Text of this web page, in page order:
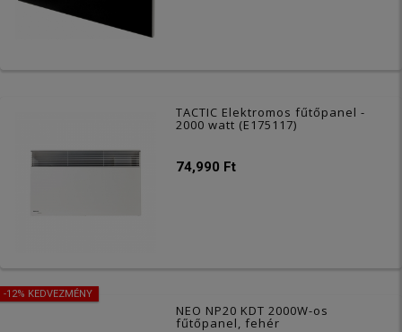
TACTIC Elektromos fűtőpanel -
2000 watt (E175117)
74,990 Ft
-12% KEDVEZMÉNY
NEO NP20 KDT 2000W-os
fűtőpanel, fehér